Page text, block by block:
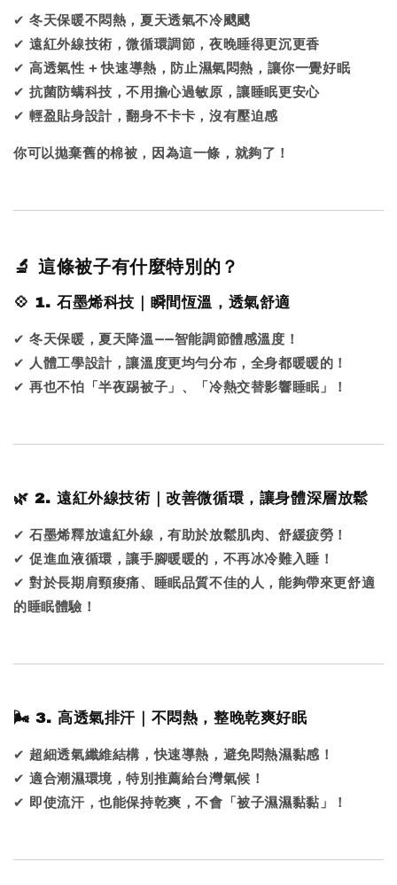
✔冬天保暖不悶熱，夏天透氣不冷颼颼
✔遠紅外線技術，微循環調節，夜晚睡得更沉更香
✔高透氣性 + 快速導熱，防止濕氣悶熱，讓你一覺好眠
✔抗菌防螨科技，不用擔心過敏原，讓睡眠更安心
✔輕盈貼身設計，翻身不卡卡，沒有壓迫感
你可以拋棄舊的棉被，因為這一條，就夠了！
🔬 這條被子有什麼特別的？
💠 1. 石墨烯科技｜瞬間恆溫，透氣舒適
✔冬天保暖，夏天降溫——智能調節體感溫度！
✔ 人體工學設計，讓溫度更均勻分布，全身都暖暖的！
✔再也不怕「半夜踢被子」、「冷熱交替影響睡眠」！
🌿 2. 遠紅外線技術｜改善微循環，讓身體深層放鬆
✔石墨烯釋放遠紅外線，有助於放鬆肌肉、舒緩疲勞！
✔促進血液循環，讓手腳暖暖的，不再冰冷難入睡！
✔對於長期肩頸痠痛、睡眠品質不佳的人，能夠帶來更舒適
的睡眠體驗！
🌬 3. 高透氣排汗｜不悶熱，整晚乾爽好眠
✔ 超細透氣纖維結構，快速導熱，避免悶熱濕黏感！
✔適合潮濕環境，特別推薦給台灣氣候！
✔ 即使流汗，也能保持乾爽，不會「被子濕濕黏黏」！